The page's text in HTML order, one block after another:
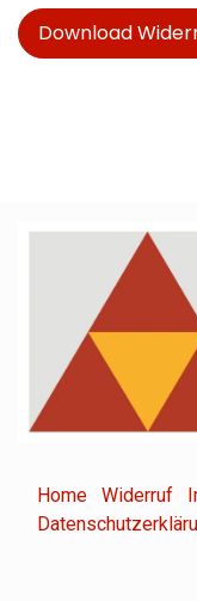
Download
Home Widerruf